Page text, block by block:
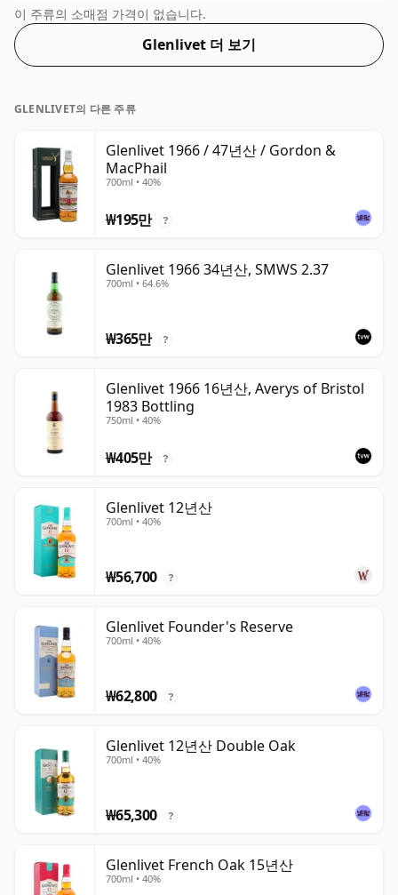
이 표시되지 않았습니다. 43%에서는 이 위스키가 이상적인
홀짝이는 강도로 병에 담겨 있다는 것을 알게 될 것입니다.
70cl의 일반 병 크기로 제공됩니다.
이 주류의 소매점 가격이 없습니다.
Glenlivet 더 보기
GLENLIVET의 다른 주류
Glenlivet 1966 / 47년산 / Gordon &
MacPhail
700ml • 40%
₩195만 ?
Glenlivet 1966 34년산, SMWS 2.37
700ml • 64.6%
₩365만 ?
Glenlivet 1966 16년산, Averys of Bristol
1983 Bottling
750ml • 40%
₩405만 ?
Glenlivet 12년산
700ml • 40%
₩56,700 ?
Glenlivet Founder's Reserve
700ml • 40%
₩62,800 ?
Glenlivet 12년산 Double Oak
700ml • 40%
₩65,300 ?
Glenlivet French Oak 15년산
700ml • 40%